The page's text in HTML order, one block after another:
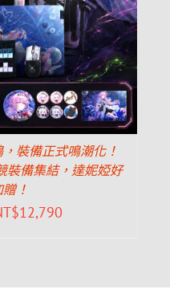
裝備正式鳴潮化！
裝備集結，達妮婭好
！
12,790